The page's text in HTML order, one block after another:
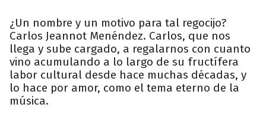
¿Un nombre y un motivo para tal regocijo?
Carlos Jeannot Menéndez. Carlos, que nos
llega y sube cargado, a regalarnos con cuanto
vino acumulando a lo largo de su fructífera
labor cultural desde hace muchas décadas, y
lo hace por amor, como el tema eterno de la
música.